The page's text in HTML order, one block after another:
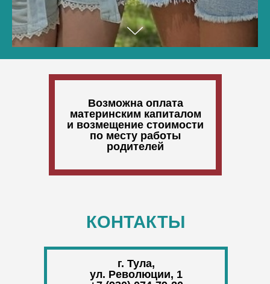
Возможна оплата
материнским капиталом
и возмещение стоимости
по месту работы
родителей
КОНТАКТЫ
г. Тула,
ул. Революции, 1